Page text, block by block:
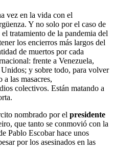
vez en la vida con el
Y no solo por el caso de
tratamiento de la pandemia del
los encierros más largos del
de muertos por cada
frente a Venezuela,
y sobre todo, para volver
las masacres,
colectivos. Están matando a
nombrado por el presidente
que tanto se conmovió con la
Pablo Escobar hace unos
por los asesinados en las